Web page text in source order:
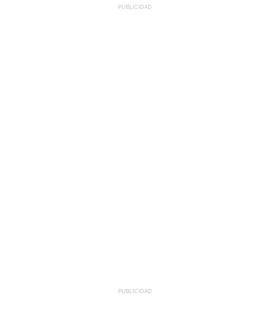
PUBLICIDAD
PUBLICIDAD